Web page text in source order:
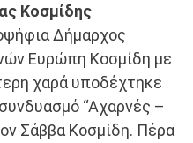
Κοσμίδης
Δήμαρχος
Ευρώπη Κοσμίδη με
χαρά υποδέχτηκε
“Αχαρνές –
Σάββα Κοσμίδη. Πέρα